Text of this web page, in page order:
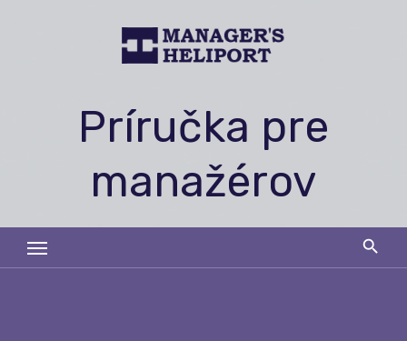
Príručka pre
manažérov